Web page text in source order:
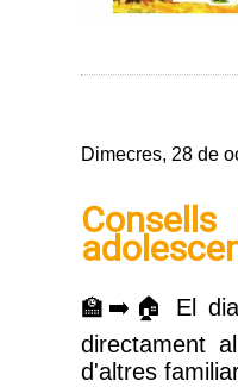
Dimecres, 28 de
🏫➡️🏠 El dia
directament
d'altres